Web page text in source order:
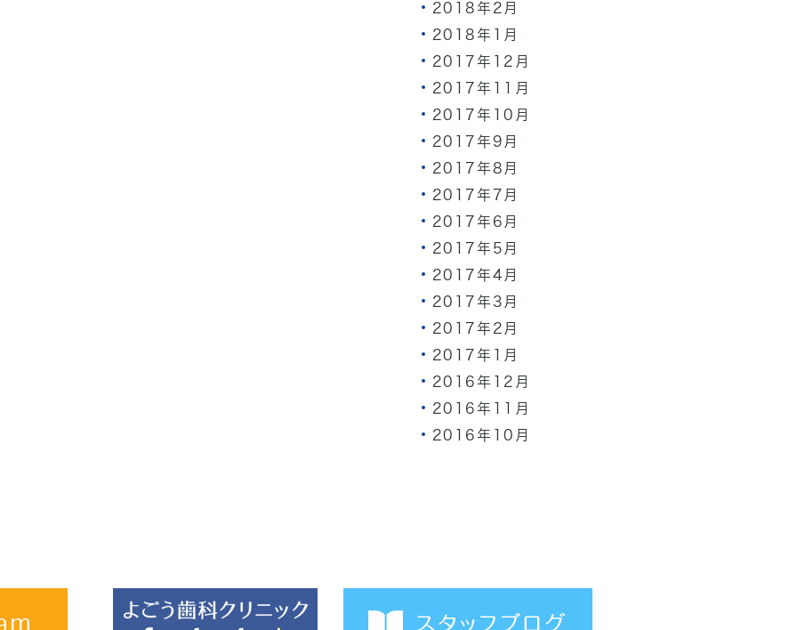
2018年2月
2018年1月
2017年12月
2017年11月
2017年10月
2017年9月
2017年8月
2017年7月
2017年6月
2017年5月
2017年4月
2017年3月
2017年2月
2017年1月
2016年12月
2016年11月
2016年10月